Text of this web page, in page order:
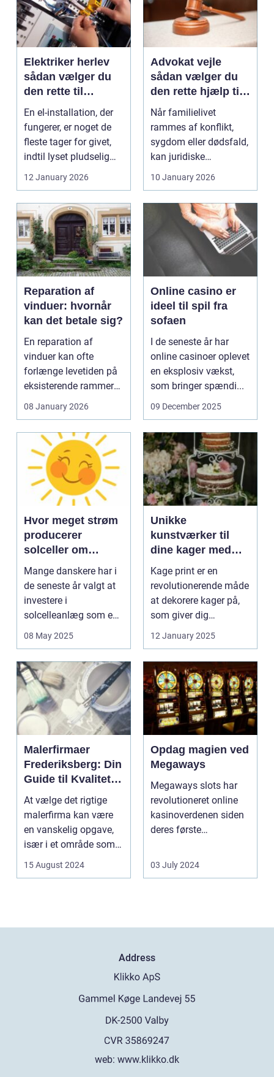
Elektriker herlev
sådan vælger du
den rette til
opgaven
En el-installation, der
fungerer, er noget de
fleste tager for givet,
indtil lyset pludselig
12 January 2026
Advokat vejle
sådan vælger du
den rette hjælp til
familien
Når familielivet
rammes af konflikt,
sygdom eller dødsfald,
kan juridiske
vokse si...
10 January 2026
Reparation af
vinduer: hvornår
kan det betale sig?
En reparation af
vinduer kan ofte
forlænge levetiden på
eksisterende rammer
08 January 2026
Online casino er
ideel til spil fra
sofaen
I de seneste år har
online casinoer oplevet
en eksplosiv vækst,
som bringer spændi...
09 December 2025
Hvor meget strøm
producerer
solceller om
vinteren?
Mange danskere har i
de seneste år valgt at
investere i
solcelleanlæg som en
08 May 2025
Unikke
kunstværker til
dine kager med
kage print
Kage print er en
revolutionerende måde
at dekorere kager på,
som giver dig
12 January 2025
Malerfirmaer
Frederiksberg: Din
Guide til Kvalitet
og Service
At vælge det rigtige
malerfirma kan være
en vanskelig opgave,
især i et område som
15 August 2024
Opdag magien ved
Megaways
Megaways slots har
revolutioneret online
kasinoverdenen siden
deres første
spillea...
03 July 2024
Address
web: www.klikko.dk